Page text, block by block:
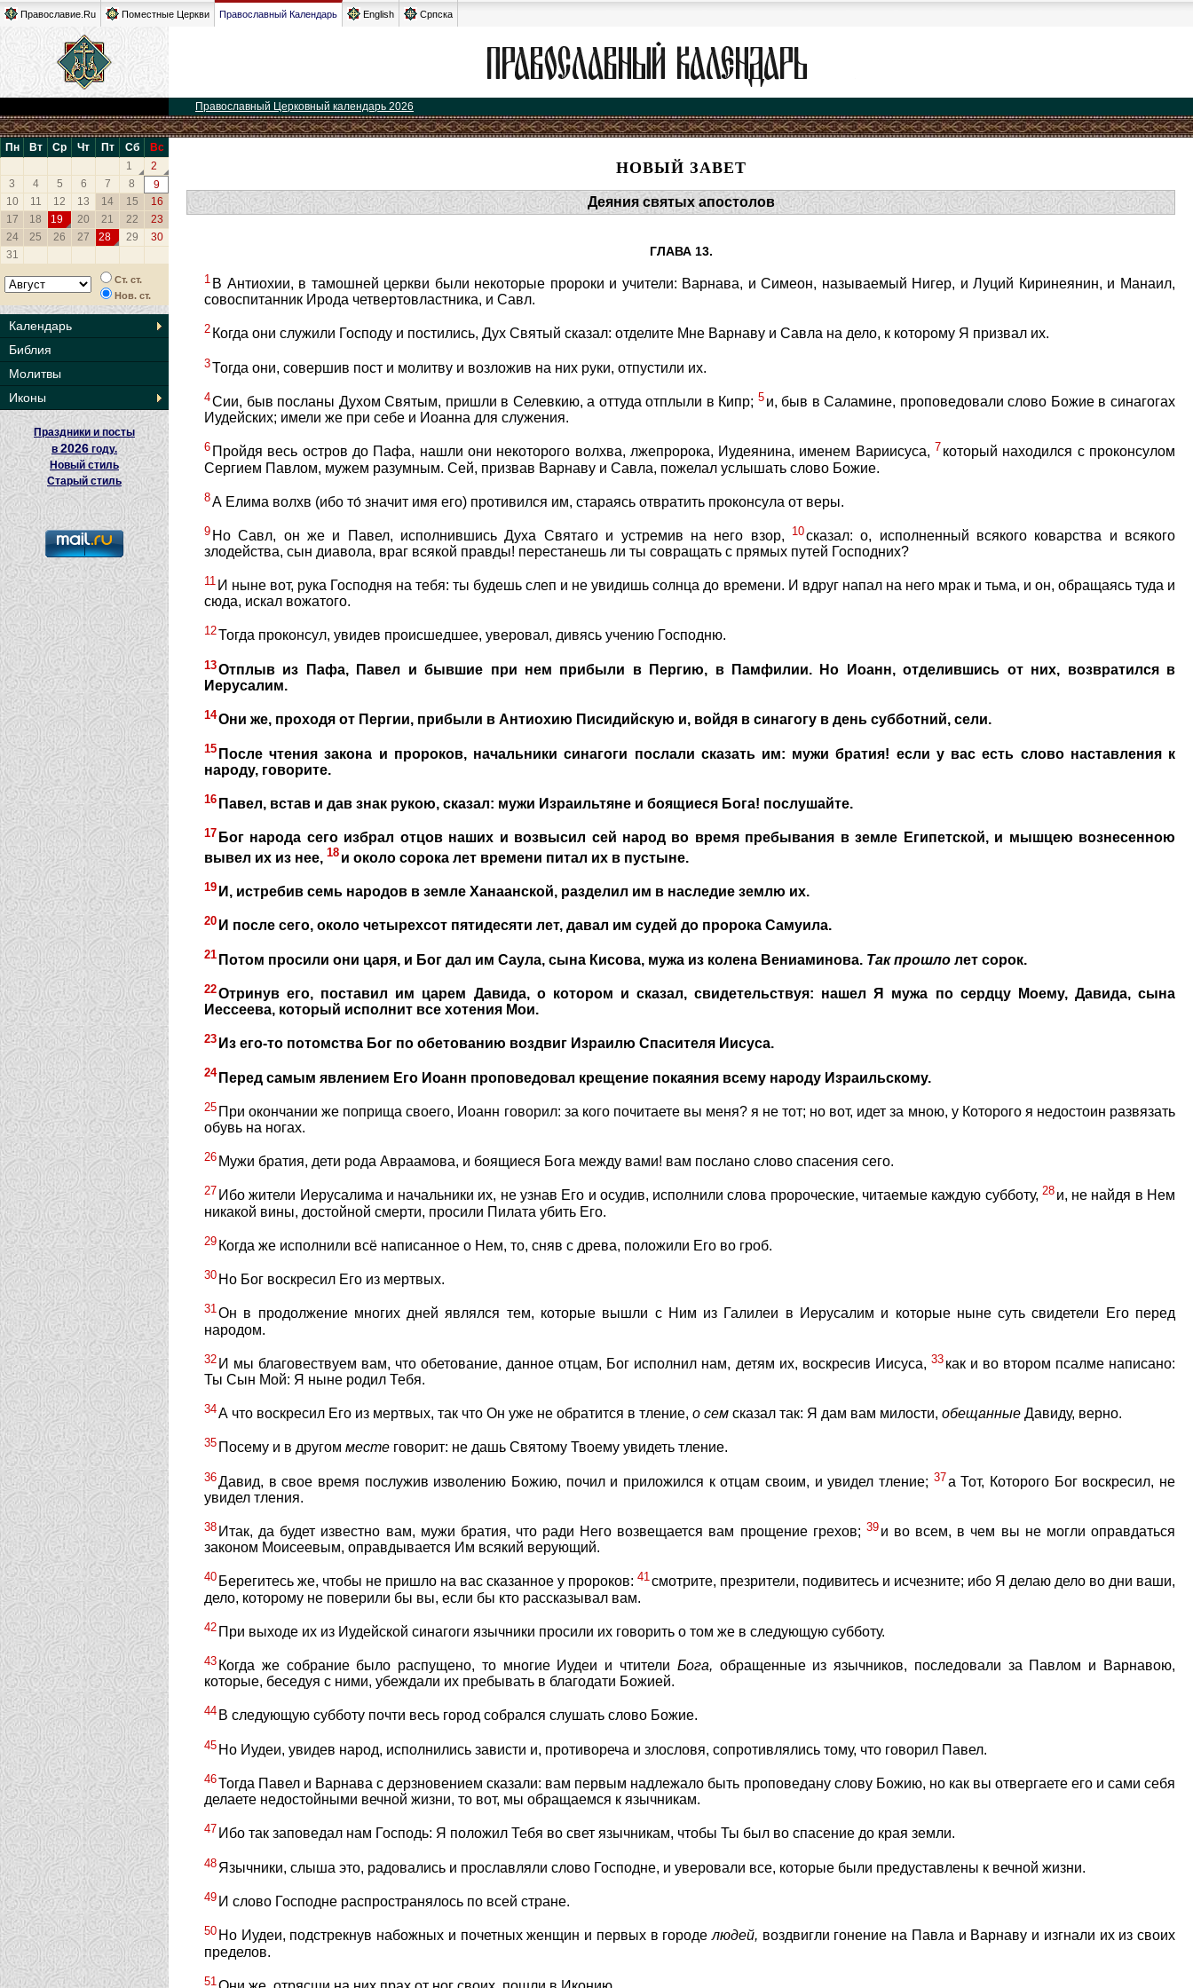
Православие.Ru Поместные Церкви Православный Календарь English Српска
Православный Церковный календарь 2026
Пн Вт Ср Чт Пт Сб
Вс
1
2
3
4 5 6 7 8
9
10
11 12 13 14 15
16
17
18 19 20 21 22
23
24
25 26 27 28 29
30
31
Ст. ст.
Нов. ст.
Календарь
Библия
Молитвы
Иконы
Праздники и посты
в2026 году.
Новый стиль
Старый стиль
НОВЫЙ ЗАВЕТ
Деяния святых апостолов
ГЛАВА 13.
1 В Антиохии, в тамошней церкви были некоторые пророки и учители: Варнава, и Симеон, называемый Нигер, и Луций Киринеянин, и Манаил,
совоспитанник Ирода четвертовластника, и Савл.
2 Когда они служили Господу и постились, Дух Святый сказал: отделите Мне Варнаву и Савла на дело, к которому Я призвал их.
3Тогда они, совершив пост и молитву и возложив на них руки, отпустили их.
4Сии, быв посланы Духом Святым, пришли в Селевкию, а оттуда отплыли в Кипр; 5 и, быв в Саламине, проповедовали слово Божие в синагогах
Иудейских; имели же при себе и Иоанна для служения.
6 Пройдя весь остров до Пафа, нашли они некоторого волхва, лжепророка, Иудеянина, именем Вариисуса, 7 который находился с проконсулом
Сергием Павлом, мужем разумным. Сей, призвав Варнаву и Савла, пожелал услышать слово Божие.
8А Елима волхв (ибо то́ значит имя его) противился им, стараясь отвратить проконсула от веры.
9 Но Савл, он же и Павел, исполнившись Духа Святаго и устремив на него взор, 10сказал: о, исполненный всякого коварства и всякого
злодейства, сын диавола, враг всякой правды! перестанешь ли ты совращать с прямых путей Господних?
11 И ныне вот, рука Господня на тебя: ты будешь слеп и не увидишь солнца до времени. И вдруг напал на него мрак и тьма, и он, обращаясь туда и
сюда, искал вожатого.
12Тогда проконсул, увидев происшедшее, уверовал, дивясь учению Господню.
13Отплыв из Пафа, Павел и бывшие при нем прибыли в Пергию, в Памфилии. Но Иоанн, отделившись от них, возвратился в
Иерусалим.
14Они же, проходя от Пергии, прибыли в Антиохию Писидийскую и, войдя в синагогу в день субботний, сели.
15 После чтения закона и пророков, начальники синагоги послали сказать им: мужи братия! если у вас есть слово наставления к
народу, говорите.
16 Павел, встав и дав знак рукою, сказал: мужи Израильтяне и боящиеся Бога! послушайте.
17 Бог народа сего избрал отцов наших и возвысил сей народ во время пребывания в земле Египетской, и мышцею вознесенною
вывел их из нее, 18 и около сорока лет времени питал их в пустыне.
19 И, истребив семь народов в земле Ханаанской, разделил им в наследие землю их.
20 И после сего, около четырехсот пятидесяти лет, давал им судей до пророка Самуила.
21 Потом просили они царя, и Бог дал им Саула, сына Кисова, мужа из колена Вениаминова. Так прошло лет сорок.
22Отринув его, поставил им царем Давида, о котором и сказал, свидетельствуя: нашел Я мужа по сердцу Моему, Давида, сына
Иессеева, который исполнит все хотения Мои.
23 Из его-то потомства Бог по обетованию воздвиг Израилю Спасителя Иисуса.
24 Перед самым явлением Его Иоанн проповедовал крещение покаяния всему народу Израильскому.
25 При окончании же поприща своего, Иоанн говорил: за кого почитаете вы меня? я не тот; но вот, идет за мною, у Которого я недостоин развязать
обувь на ногах.
26 Мужи братия, дети рода Авраамова, и боящиеся Бога между вами! вам послано слово спасения сего.
27 Ибо жители Иерусалима и начальники их, не узнав Его и осудив, исполнили слова пророческие, читаемые каждую субботу, 28 и, не найдя в Нем
никакой вины, достойной смерти, просили Пилата убить Его.
29 Когда же исполнили всё написанное о Нем, то, сняв с древа, положили Его во гроб.
30 Но Бог воскресил Его из мертвых.
31Он в продолжение многих дней являлся тем, которые вышли с Ним из Галилеи в Иерусалим и которые ныне суть свидетели Его перед
народом.
32 И мы благовествуем вам, что обетование, данное отцам, Бог исполнил нам, детям их, воскресив Иисуса, 33 как и во втором псалме написано:
Ты Сын Мой: Я ныне родил Тебя.
34А что воскресил Его из мертвых, так что Он уже не обратится в тление, о сем сказал так: Я дам вам милости, обещанные Давиду, верно.
35 Посему и в другом месте говорит: не дашь Святому Твоему увидеть тление.
36Давид, в свое время послужив изволению Божию, почил и приложился к отцам своим, и увидел тление; 37а Тот, Которого Бог воскресил, не
увидел тления.
38 Итак, да будет известно вам, мужи братия, что ради Него возвещается вам прощение грехов; 39 и во всем, в чем вы не могли оправдаться
законом Моисеевым, оправдывается Им всякий верующий.
40 Берегитесь же, чтобы не пришло на вас сказанное у пророков: 41смотрите, презрители, подивитесь и исчезните; ибо Я делаю дело во дни ваши,
дело, которому не поверили бы вы, если бы кто рассказывал вам.
42 При выходе их из Иудейской синагоги язычники просили их говорить о том же в следующую субботу.
43 Когда же собрание было распущено, то многие Иудеи и чтители Бога, обращенные из язычников, последовали за Павлом и Варнавою,
которые, беседуя с ними, убеждали их пребывать в благодати Божией.
44 В следующую субботу почти весь город собрался слушать слово Божие.
45 Но Иудеи, увидев народ, исполнились зависти и, противореча и злословя, сопротивлялись тому, что говорил Павел.
46Тогда Павел и Варнава с дерзновением сказали: вам первым надлежало быть проповедану слову Божию, но как вы отвергаете его и сами себя
делаете недостойными вечной жизни, то вот, мы обращаемся к язычникам.
47 Ибо так заповедал нам Господь: Я положил Тебя во свет язычникам, чтобы Ты был во спасение до края земли.
48 Язычники, слыша это, радовались и прославляли слово Господне, и уверовали все, которые были предуставлены к вечной жизни.
49 И слово Господне распространялось по всей стране.
50 Но Иудеи, подстрекнув набожных и почетных женщин и первых в городелюдей, воздвигли гонение на Павла и Варнаву и изгнали их из своих
пределов.
51